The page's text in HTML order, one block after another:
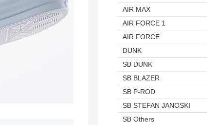
AIR MAX
AIR FORCE 1
AIR FORCE
DUNK
SB DUNK
SB BLAZER
SB P-ROD
SB STEFAN JANOSKI
SB Others